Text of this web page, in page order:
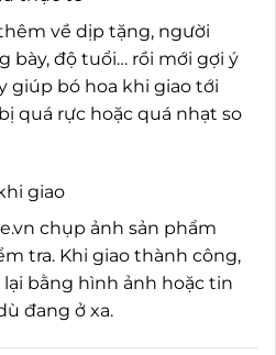
về dịp tặng, người
bày, độ tuổi… rồi mới gợi ý
giúp bó hoa khi giao tới
quá rực hoặc quá nhạt so
giao
chụp ảnh sản phẩm
tra. Khi giao thành công,
bằng hình ảnh hoặc tin
đang ở xa.